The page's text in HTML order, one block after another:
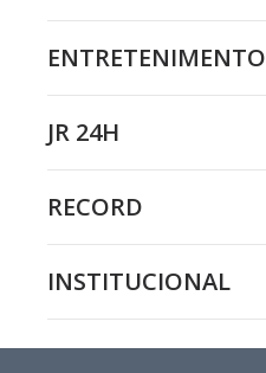
ENTRETENIMENTO
JR 24H
RECORD
INSTITUCIONAL